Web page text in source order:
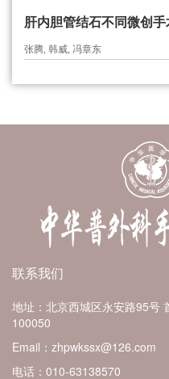
肝内胆管结石不同微创
张腾, 韩威, 冯章东
联系我们
地址：北京西城区永安路95号
100050
Email：zhpwkssx@126.com
电话：010-63138570